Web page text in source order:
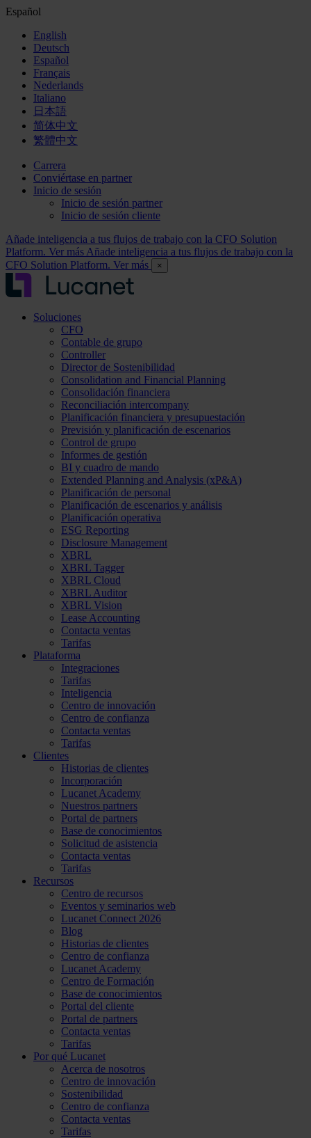
Español
English
Deutsch
Español
Français
Nederlands
Italiano
日本語
简体中文
繁體中文
Carrera
Conviértase en partner
Inicio de sesión
Inicio de sesión partner
Inicio de sesión cliente
Añade inteligencia a tus flujos de trabajo con la CFO Solution
Platform. Ver más Añade inteligencia a tus flujos de trabajo con la
CFO Solution Platform. Ver más
×
Soluciones
CFO
Contable de grupo
Controller
Director de Sostenibilidad
Consolidation and Financial Planning
Consolidación financiera
Reconciliación intercompany
Planificación financiera y presupuestación
Previsión y planificación de escenarios
Control de grupo
Informes de gestión
BI y cuadro de mando
Extended Planning and Analysis (xP&A)
Planificación de personal
Planificación de escenarios y análisis
Planificación operativa
ESG Reporting
Disclosure Management
XBRL
XBRL Tagger
XBRL Cloud
XBRL Auditor
XBRL Vision
Lease Accounting
Contacta ventas
Tarifas
Plataforma
Integraciones
Tarifas
Inteligencia
Centro de innovación
Centro de confianza
Contacta ventas
Tarifas
Clientes
Historias de clientes
Incorporación
Lucanet Academy
Nuestros partners
Portal de partners
Base de conocimientos
Solicitud de asistencia
Contacta ventas
Tarifas
Recursos
Centro de recursos
Eventos y seminarios web
Lucanet Connect 2026
Blog
Historias de clientes
Centro de confianza
Lucanet Academy
Centro de Formación
Base de conocimientos
Portal del cliente
Portal de partners
Contacta ventas
Tarifas
Por qué Lucanet
Acerca de nosotros
Centro de innovación
Sostenibilidad
Centro de confianza
Contacta ventas
Tarifas